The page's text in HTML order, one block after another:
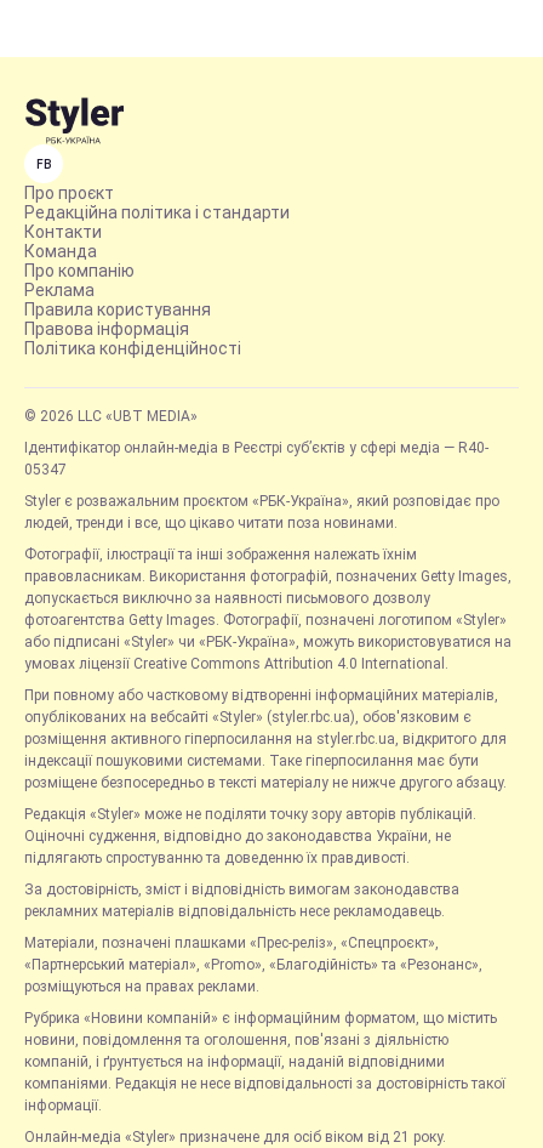
FB
Про проєкт
Редакційна політика і стандарти
Контакти
Команда
Про компанію
Реклама
Правила користування
Правова інформація
Політика конфіденційності
© 2026 LLC «UBT MEDIA»
Ідентифікатор онлайн-медіа в Реєстрі суб’єктів у сфері медіа — R40-
05347
Styler є розважальним проєктом «РБК-Україна», який розповідає про
людей, тренди і все, що цікаво читати поза новинами.
Фотографії, ілюстрації та інші зображення належать їхнім
правовласникам. Використання фотографій, позначених Getty Images,
допускається виключно за наявності письмового дозволу
фотоагентства Getty Images. Фотографії, позначені логотипом «Styler»
або підписані «Styler» чи «РБК-Україна», можуть використовуватися на
умовах ліцензії Creative Commons Attribution 4.0 International.
При повному або частковому відтворенні інформаційних матеріалів,
опублікованих на вебсайті «Styler» (styler.rbc.ua), обов'язковим є
розміщення активного гіперпосилання на styler.rbc.ua, відкритого для
індексації пошуковими системами. Таке гіперпосилання має бути
розміщене безпосередньо в тексті матеріалу не нижче другого абзацу.
Редакція «Styler» може не поділяти точку зору авторів публікацій.
Оціночні судження, відповідно до законодавства України, не
підлягають спростуванню та доведенню їх правдивості.
За достовірність, зміст і відповідність вимогам законодавства
рекламних матеріалів відповідальність несе рекламодавець.
Матеріали, позначені плашками «Прес-реліз», «Спецпроєкт»,
«Партнерський матеріал», «Promo», «Благодійність» та «Резонанс»,
розміщуються на правах реклами.
Рубрика «Новини компаній» є інформаційним форматом, що містить
новини, повідомлення та оголошення, пов'язані з діяльністю
компаній, і ґрунтується на інформації, наданій відповідними
компаніями. Редакція не несе відповідальності за достовірність такої
інформації.
Онлайн-медіа «Styler» призначене для осіб віком від 21 року.